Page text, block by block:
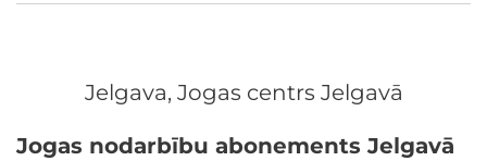
Jelgava, Jogas centrs Jelgavā
Jogas nodarbību abonements Jelgavā